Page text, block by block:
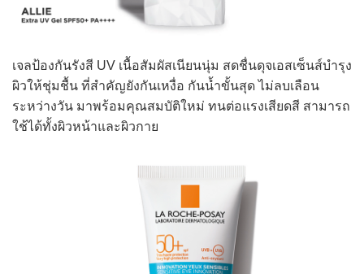
เจลป้องกันรังสี UV เนื้อสัมผัสเนียนนุ่ม สดชื่นดุจเอสเซ็นส์บำรุง
ผิวให้ชุ่มชื้น ที่สำคัญยังกันเหงื่อ กันน้ำขั้นสุด ไม่ลบเลือน
ระหว่างวัน มาพร้อมคุณสมบัติใหม่ ทนต่อแรงเสียดสี สามารถ
ใช้ได้ทั้งผิวหน้าและผิวกาย